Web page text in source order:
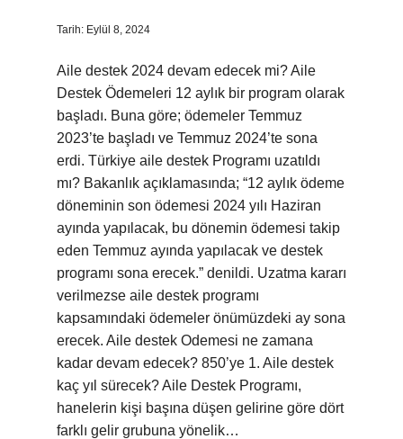
Tarih: Eylül 8, 2024
Aile destek 2024 devam edecek mi? Aile
Destek Ödemeleri 12 aylık bir program olarak
başladı. Buna göre; ödemeler Temmuz
2023’te başladı ve Temmuz 2024’te sona
erdi. Türkiye aile destek Programı uzatıldı
mı? Bakanlık açıklamasında; “12 aylık ödeme
döneminin son ödemesi 2024 yılı Haziran
ayında yapılacak, bu dönemin ödemesi takip
eden Temmuz ayında yapılacak ve destek
programı sona erecek.” denildi. Uzatma kararı
verilmezse aile destek programı
kapsamındaki ödemeler önümüzdeki ay sona
erecek. Aile destek Odemesi ne zamana
kadar devam edecek? 850’ye 1. Aile destek
kaç yıl sürecek? Aile Destek Programı,
hanelerin kişi başına düşen gelirine göre dört
farklı gelir grubuna yönelik…